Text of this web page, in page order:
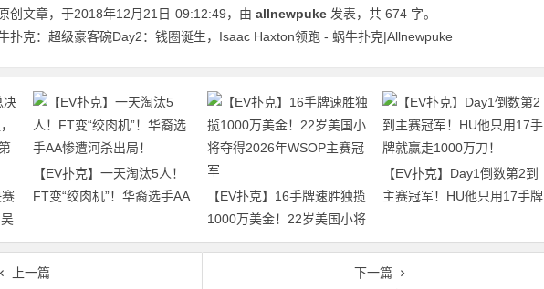
创文章，于2018年12月21日 09:12:49，由 allnewpuke 发表，共 674 字。
扑克：超级豪客碗Day2：钱圈诞生，Isaac Haxton领跑 - 蜗牛扑克|Allnewpuke
赛
【EV扑克】一天淘汰5人！
FT变“绞肉机”！华裔选手AA
【EV扑克】16手牌速胜独揽
1000万美金！22岁美国小将
夺得2026年WSOP主赛冠军
【EV扑克】Day1倒数第2到
主赛冠军！HU他只用17手牌
上一篇
下一篇